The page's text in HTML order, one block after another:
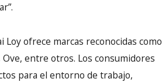
Loy ofrece marcas reconocidas como
entre otros. Los consumidores
para el entorno de trabajo,